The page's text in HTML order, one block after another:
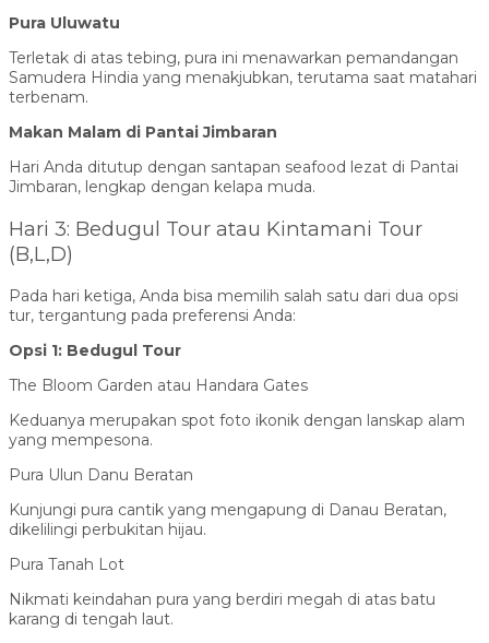
Pura Uluwatu
Terletak di atas tebing, pura ini menawarkan pemandangan
Samudera Hindia yang menakjubkan, terutama saat matahari
terbenam.
Makan Malam di Pantai Jimbaran
Hari Anda ditutup dengan santapan seafood lezat di Pantai
Jimbaran, lengkap dengan kelapa muda.
Hari 3: Bedugul Tour atau Kintamani Tour
(B,L,D)
Pada hari ketiga, Anda bisa memilih salah satu dari dua opsi
tur, tergantung pada preferensi Anda:
Opsi 1: Bedugul Tour
The Bloom Garden atau Handara Gates
Keduanya merupakan spot foto ikonik dengan lanskap alam
yang mempesona.
Pura Ulun Danu Beratan
Kunjungi pura cantik yang mengapung di Danau Beratan,
dikelilingi perbukitan hijau.
Pura Tanah Lot
Nikmati keindahan pura yang berdiri megah di atas batu
karang di tengah laut.